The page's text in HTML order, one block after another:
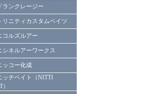
ランクレージー
リニティカスタムベイツ
コルズルアー
シネルアーワークス
ッコー化成
ッチベイト（NITTI